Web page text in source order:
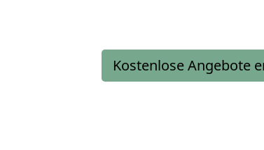
Kostenlose Angebote